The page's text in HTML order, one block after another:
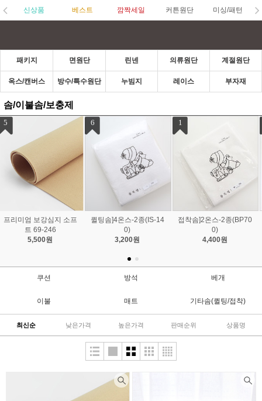
신상품 베스트 깜짝세일 커튼원단 미싱/패턴
패키지 면원단 린넨 의류원단 계절원단
옥스/캔버스 방수/특수원단 누빔지 레이스 부자재
솜/이불솜/보충제
접착솜]2온스-2종(BP70
0)
4,400원
접착솜]4온스-3종(BP-74
0)
5,500원
퀼팅솜]2온스-2종(MD-22
1)
3,000원
쿠션 방석 베개
이불 매트 기타솜(퀼팅/접착)
최신순 낮은가격 높은가격 판매순위 상품명